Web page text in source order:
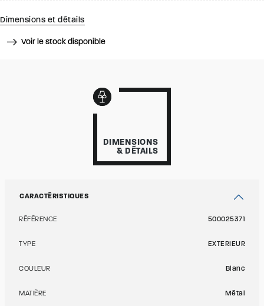
Dimensions et détails
Voir le stock disponible
DIMENSIONS
& DÉTAILS
CARACTÉRISTIQUES
RÉFÉRENCE 500025371
TYPE EXTERIEUR
COULEUR Blanc
MATIÈRE Métal